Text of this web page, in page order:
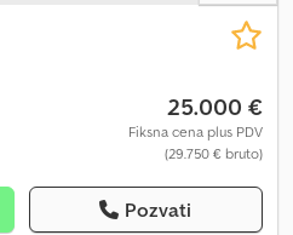
25.000 €
Fiksna cena plus PDV
(29.750 € bruto)
Pozvati